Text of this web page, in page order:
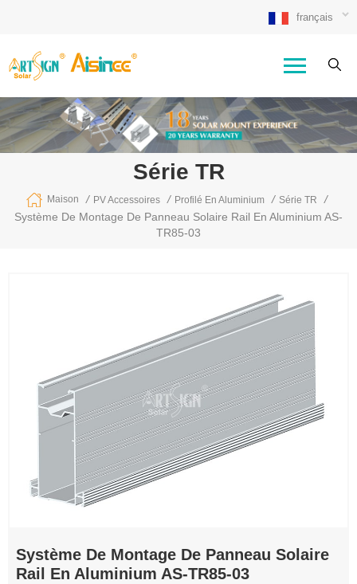
français
Série TR
Maison / PV Accessoires / Profilé En Aluminium / Série TR
/
Système De Montage De Panneau Solaire Rail En Aluminium AS-
TR85-03
Système De Montage De Panneau Solaire
Rail En Aluminium AS-TR85-03